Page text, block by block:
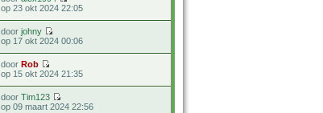
op 23 okt 2024 22:05
doorjohny
op 17 okt 2024 00:06
doorRob
op 15 okt 2024 21:35
doorTim123
op 09 maart 2024 22:56